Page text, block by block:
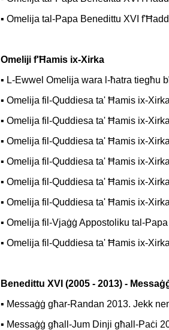
▪ Omelija tal-Papa Benedittu XVI
Omeliji f'Ħamis ix-Xirka
▪ L-Ewwel Omelija wara l-ħatra tiegħu
▪ Omelija fil-Quddiesa ta' Ħamis ix-
▪ Omelija fil-Quddiesa ta' Ħamis ix-
▪ Omelija fil-Quddiesa ta' Ħamis ix-
▪ Omelija fil-Quddiesa ta' Ħamis ix-
▪ Omelija fil-Quddiesa ta' Ħamis ix-
▪ Omelija fil-Quddiesa ta' Ħamis ix-
▪ Omelija fil-Vjaġġ Appostoliku tal-
▪ Omelija fil-Quddiesa ta' Ħamis ix-
Benedittu XVI (2005 - 2013) -
▪ Messaġġ għar-Randan 2013. Jekk
▪ Messaġġ għall-Jum Dinji għall-Paċi